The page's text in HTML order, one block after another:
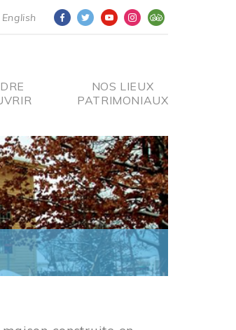
English
NOS LIEUX
PATRIMONIAUX